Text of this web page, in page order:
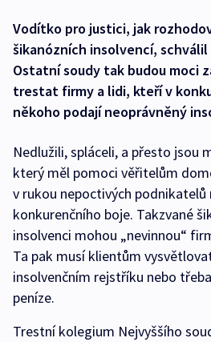
Vodítko pro justici, jak
šikanózních insolvencí, schválil
Ostatní soudy tak budou moci
trestat firmy a lidi, kteří v
někoho podají neoprávněný
Nedlužili, spláceli, a přesto jsou
který měl pomoci věřitelům
v rukou nepoctivých
konkurenčního boje. Takzvané
insolvenci mohou „nevinnou“
Ta pak musí klientům
insolvenčním rejstříku nebo
peníze.
Trestní kolegium Nejvyššího